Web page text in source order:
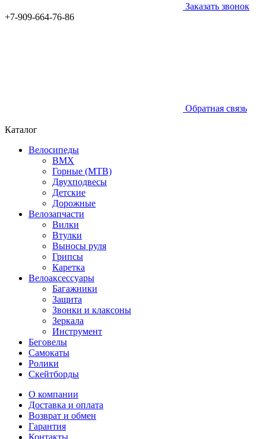
Заказать звонок
+7-909-664-76-86
Обратная связь
Каталог
Велосипеды
BMX
Горные (MTB)
Двухподвесы
Детские
Дорожные
Велозапчасти
Вилки
Втулки
Выносы руля
Грипсы
Каретка
Велоаксессуары
Багажники
Защита
Звонки и клаксоны
Зеркала
Инструмент
Беговелы
Самокаты
Ролики
Скейтборды
О компании
Доставка и оплата
Возврат и обмен
Гарантия
Контакты